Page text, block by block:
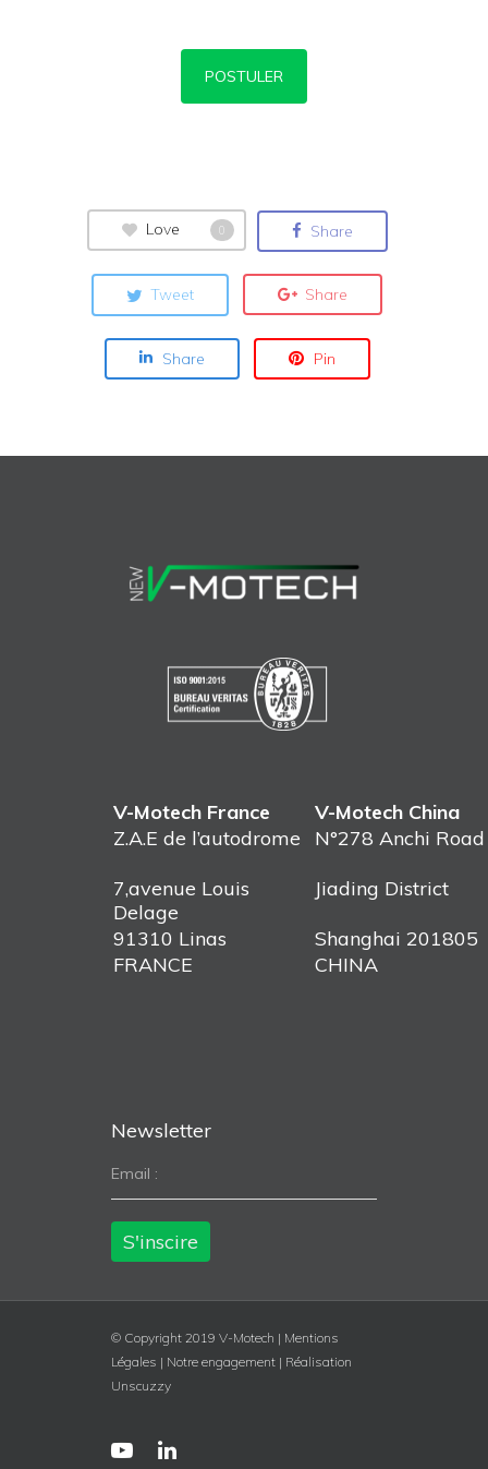
POSTULER
Love 0 Share
Tweet Share
Share Pin
V-Motech France
V-Motech China
Z.A.E de l’autodrome
N°278 Anchi Road
7,avenue Louis
Delage
Jiading District
91310 Linas
Shanghai 201805
FRANCE
CHINA
Newsletter
Email :
© Copyright 2019 V-Motech | Mentions
Légales | Notre engagement | Réalisation
Unscuzzy